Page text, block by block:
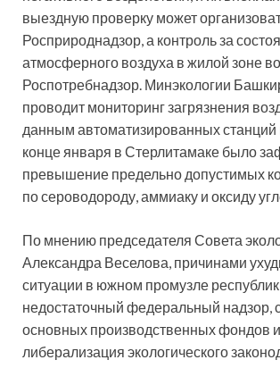
выездную проверку может
Росприроднадзор, а контроль за
атмосферного воздуха в жилой зоне
Роспотребнадзор. Минэкологии
проводит мониторинг загрязнения
данным автоматизированных станций
конце января в Стерлитамаке было
превышение предельно допустимых
по сероводороду, аммиаку и оксиду
По мнению председателя Совета
Александра Веселова, причинами
ситуации в южном промузле
недостаточный федеральный надзор,
основных производственных фондов и
либерализация экологического